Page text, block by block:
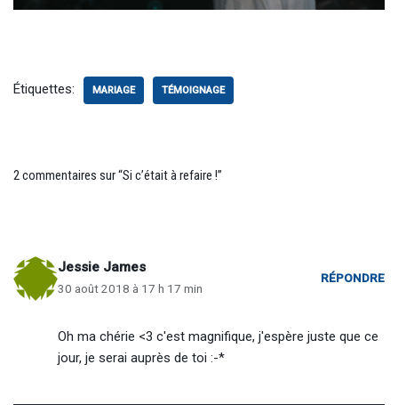
Étiquettes: MARIAGE TÉMOIGNAGE
2 commentaires sur “Si c’était à refaire !”
Jessie James
30 août 2018 à 17 h 17 min
RÉPONDRE
Oh ma chérie <3 c'est magnifique, j'espère juste que ce
jour, je serai auprès de toi :-*